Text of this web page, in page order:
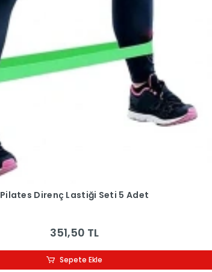
Pilates Direnç Lastiği Seti 5 Adet
351,50 TL
Sepete Ekle